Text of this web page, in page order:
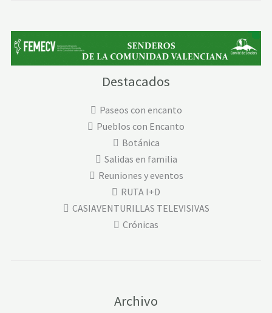
Destacados
Paseos con encanto
Pueblos con Encanto
Botánica
Salidas en familia
Reuniones y eventos
RUTA I+D
CASIAVENTURILLAS TELEVISIVAS
Crónicas
Archivo